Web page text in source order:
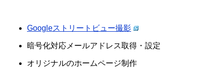
Googleストリートビュー撮影
暗号化対応メールアドレス取得・設定
オリジナルのホームページ制作